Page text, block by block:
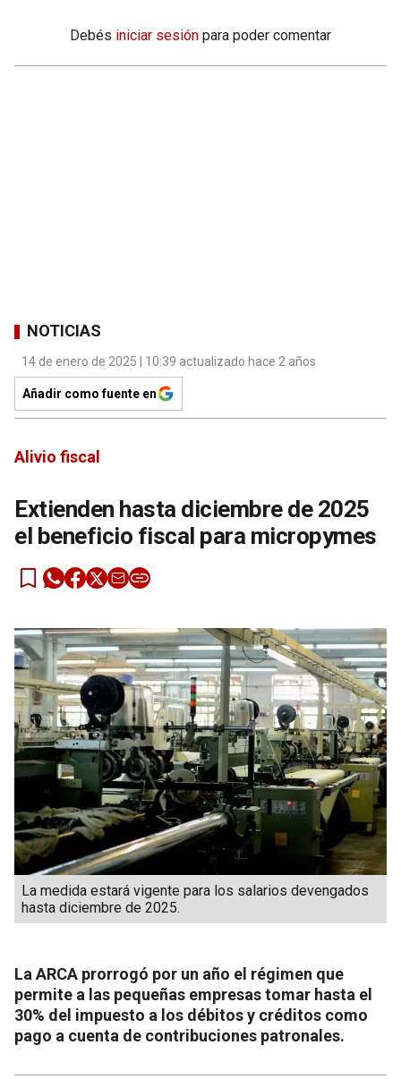
Debés iniciar sesión para poder comentar
NOTICIAS
14 de enero de 2025 | 10:39 actualizado hace 2 años
Añadir como fuente en
Alivio fiscal
Extienden hasta diciembre de 2025
el beneficio fiscal para micropymes
La medida estará vigente para los salarios devengados
hasta diciembre de 2025.
La ARCA prorrogó por un año el régimen que
permite a las pequeñas empresas tomar hasta el
30% del impuesto a los débitos y créditos como
pago a cuenta de contribuciones patronales.